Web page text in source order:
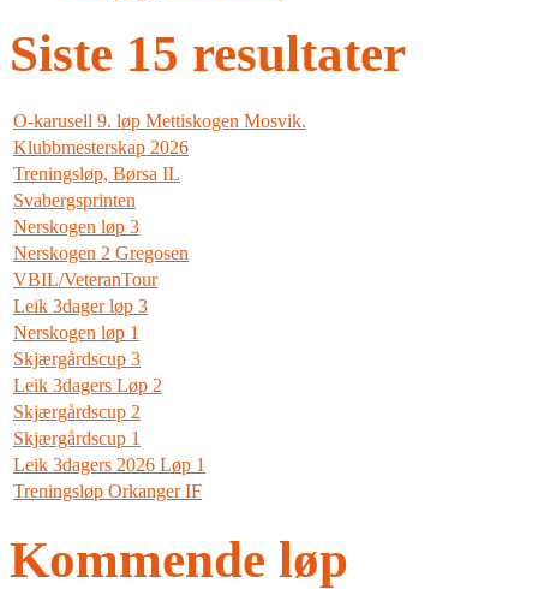
Siste 15 resultater
O-karusell 9. løp Mettiskogen Mosvik.
Klubbmesterskap 2026
Treningsløp, Børsa IL
Svabergsprinten
Nerskogen løp 3
Nerskogen 2 Gregosen
VBIL/VeteranTour
Leik 3dager løp 3
Nerskogen løp 1
Skjærgårdscup 3
Leik 3dagers Løp 2
Skjærgårdscup 2
Skjærgårdscup 1
Leik 3dagers 2026 Løp 1
Treningsløp Orkanger IF
Kommende løp